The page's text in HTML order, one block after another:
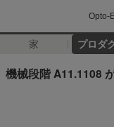
Opto-
家 プロダ
機械段階 A11.1108